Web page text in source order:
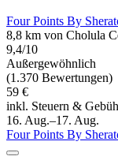
Four Points By
8,8 km von Cholula
9,4/10
Außergewöhnlich
(1.370 Bewertungen)
59 €
inkl. Steuern &
16. Aug.–17. Aug.
Four Points By